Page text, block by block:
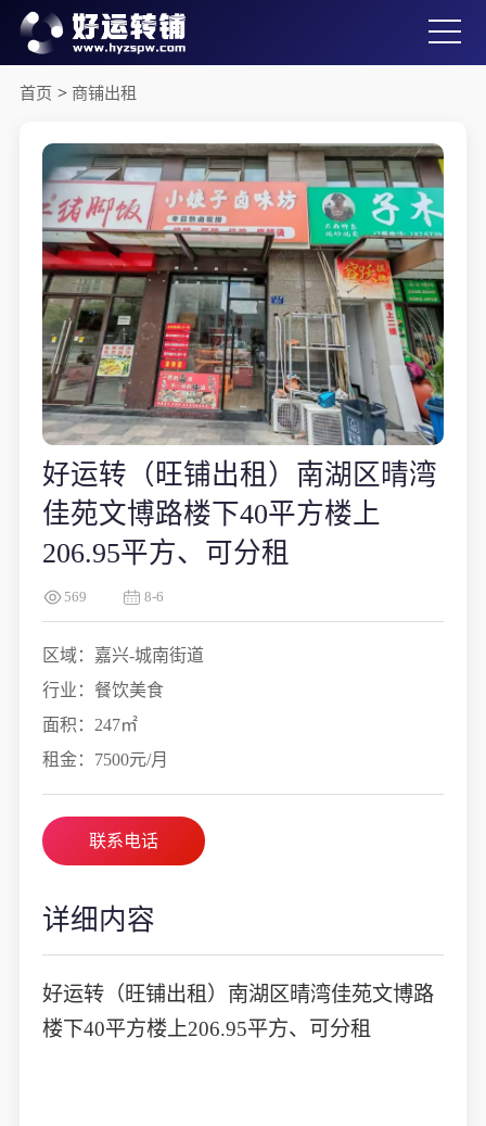
首页 > 商铺出租
好运转（旺铺出租）南湖区晴湾
佳苑文博路楼下40平方楼上
206.95平方、可分租
569 8-6
区域：嘉兴-城南街道
行业：餐饮美食
面积：247㎡
租金：7500元/月
联系电话
详细内容
好运转（旺铺出租）南湖区晴湾佳苑文博路
楼下40平方楼上206.95平方、可分租